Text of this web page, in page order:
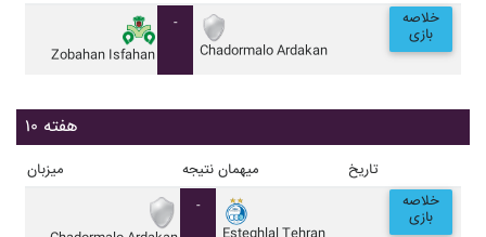
Zobahan Isfahan
-
Chadormalo Ardakan
خلاصه
بازی
هفته ۱۰
میزبان نتیجه میهمان تاریخ
-
خلاصه
بازی